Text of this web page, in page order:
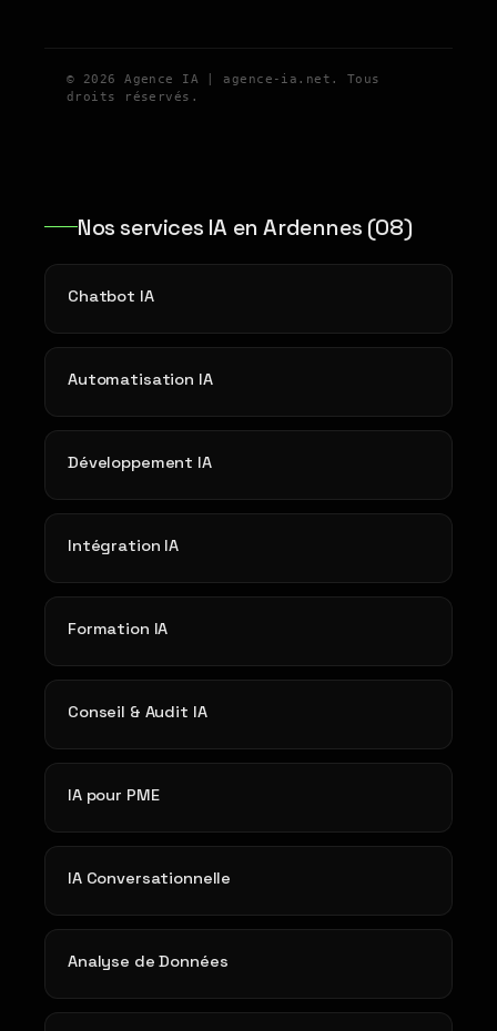
© 2026 Agence IA | agence-ia.net. Tous
droits réservés.
Nos services IA en Ardennes (08)
Chatbot IA
Automatisation IA
Développement IA
Intégration IA
Formation IA
Conseil & Audit IA
IA pour PME
IA Conversationnelle
Analyse de Données